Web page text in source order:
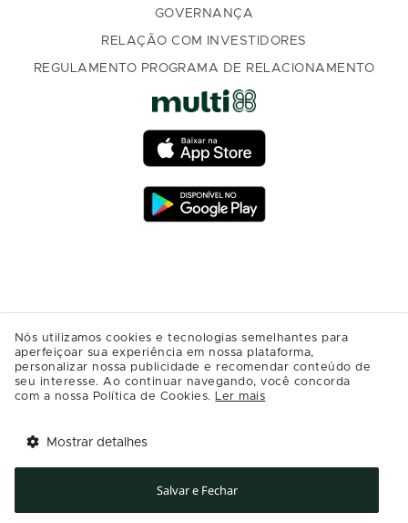
Nós utilizamos cookies e tecnologias semelhantes para
aperfeiçoar sua experiência em nossa plataforma,
personalizar nossa publicidade e recomendar conteúdo de
seu interesse. Ao continuar navegando, você concorda
com a nossa Política de Cookies. Ler mais
Mostrar detalhes
Salvar e Fechar
GOVERNANÇA
RELAÇÃO COM INVESTIDORES
REGULAMENTO PROGRAMA DE RELACIONAMENTO
Baixe agora o app Multi
Abrir